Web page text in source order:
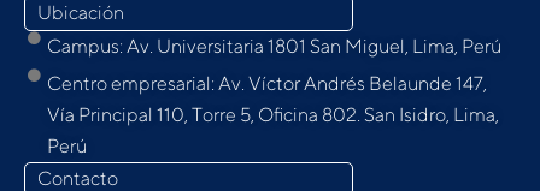
Ubicación
Campus: Av. Universitaria 1801 San Miguel, Lima, Perú
Centro empresarial: Av. Víctor Andrés Belaunde 147,
Vía Principal 110, Torre 5, Oﬁcina 802. San Isidro, Lima,
Perú
Contacto